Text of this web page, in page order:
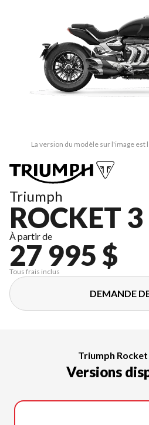
La version du modèle sur l'image est
Triumph
ROCKET
À partir de
27 995 $
Tous frais inclus
DEMANDE
Triumph Rocket
Versions